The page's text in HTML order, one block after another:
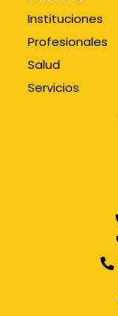
Instituciones
Profesionales
Salud
Servicios